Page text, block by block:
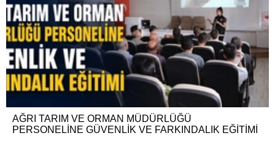
AĞRI TARIM VE ORMAN MÜDÜRLÜĞÜ
PERSONELİNE GÜVENLİK VE FARKINDALIK EĞİTİMİ